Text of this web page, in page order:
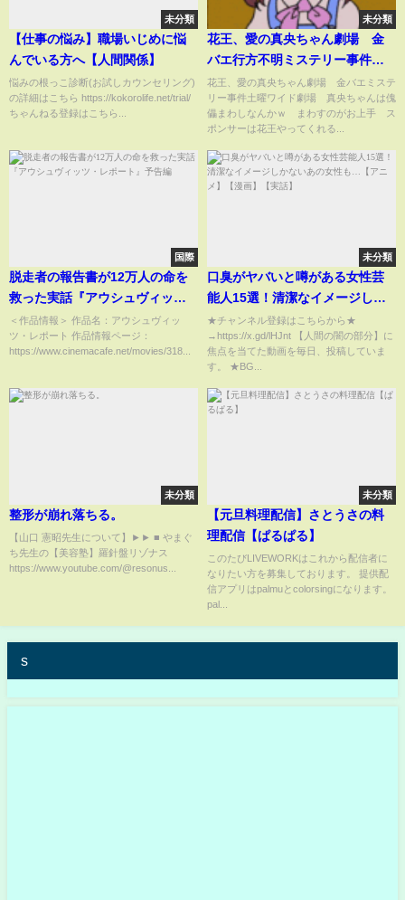
未分類
【仕事の悩み】職場いじめに悩
んでいる方へ【人間関係】
悩みの根っこ診断(お試しカウンセリング)
の詳細はこちら https://kokorolife.net/trial/
ちゃんねる登録はこちら...
未分類
花王、愛の真央ちゃん劇場 金
バエ行方不明ミステリー事件土
曜ワイド劇場！車いす受け渡し
はグリコ森永事件のように高速
道路から投げ渡しキボンｗ真央
まわすのがお上手！
花王、愛の真央ちゃん劇場 金バエミステ
リー事件土曜ワイド劇場 真央ちゃんは傀
儡まわしなんかｗ まわすのがお上手 ス
ポンサーは花王やってくれる...
国際
脱走者の報告書が12万人の命を
救った実話『アウシュヴィッ
ツ・レポート』予告編
＜作品情報＞ 作品名：アウシュヴィッ
ツ・レポート 作品情報ページ：
https://www.cinemacafe.net/movies/318...
未分類
口臭がヤバいと噂がある女性芸
能人15選！清潔なイメージしか
ないあの女性も…【アニメ】
【漫画】【実話】
★チャンネル登録はこちらから★
→https://x.gd/lHJnt 【人間の闇の部分】に
焦点を当てた動画を毎日、投稿していま
す。 ★BG...
未分類
整形が崩れ落ちる。
【山口 憲昭先生について】►► ■ やまぐ
ち先生の【美容塾】羅針盤リゾナス
https://www.youtube.com/@resonus...
未分類
【元旦料理配信】さとうさの料
理配信【ぱるぱる】
このたびLIVEWORKはこれから配信者に
なりたい方を募集しております。 提供配
信アプリはpalmuとcolorsingになります。
pal...
s